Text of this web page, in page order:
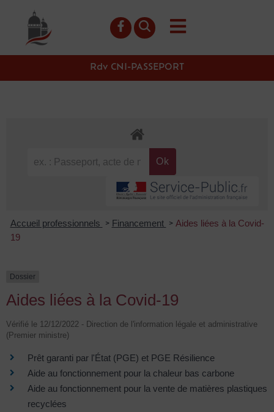
principal
Rdv CNI-PASSEPORT
Accueil professionnels > Financement > Aides liées à la Covid-
19
Dossier
Aides liées à la Covid-19
Vérifié le 12/12/2022 - Direction de l'information légale et administrative
(Premier ministre)
Prêt garanti par l'État (PGE) et PGE Résilience
Aide au fonctionnement pour la chaleur bas carbone
Aide au fonctionnement pour la vente de matières plastiques
recyclées